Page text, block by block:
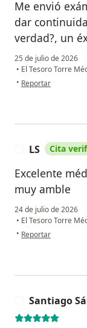
Me envió
dar
verdad?, un
25 de julio de 2026
• El Tesoro Torre
• en opinión del
Reportar
LS Cita
Excelente
muy amble
24 de julio de 2026
• El Tesoro Torre
• en opinión del
Reportar
Santiago